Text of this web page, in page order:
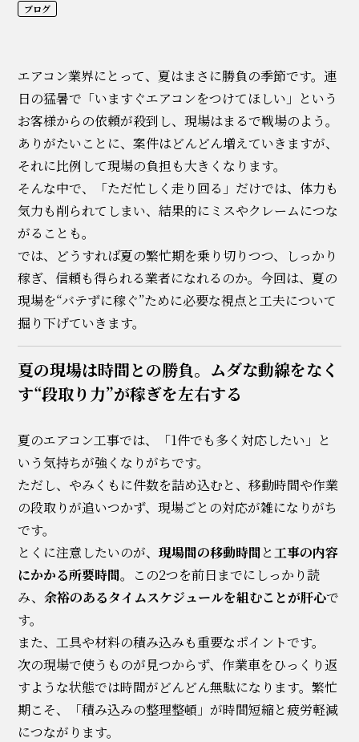
ブログ
エアコン業界にとって、夏はまさに勝負の季節です。連
日の猛暑で「いますぐエアコンをつけてほしい」という
お客様からの依頼が殺到し、現場はまるで戦場のよう。
ありがたいことに、案件はどんどん増えていきますが、
それに比例して現場の負担も大きくなります。
そんな中で、「ただ忙しく走り回る」だけでは、体力も
気力も削られてしまい、結果的にミスやクレームにつな
がることも。
では、どうすれば夏の繁忙期を乗り切りつつ、しっかり
稼ぎ、信頼も得られる業者になれるのか。今回は、夏の
現場を“バテずに稼ぐ”ために必要な視点と工夫について
掘り下げていきます。
夏の現場は時間との勝負。ムダな動線をなく
す“段取り力”が稼ぎを左右する
夏のエアコン工事では、「1件でも多く対応したい」と
いう気持ちが強くなりがちです。
ただし、やみくもに件数を詰め込むと、移動時間や作業
の段取りが追いつかず、現場ごとの対応が雑になりがち
です。
とくに注意したいのが、現場間の移動時間と工事の内容
にかかる所要時間。この2つを前日までにしっかり読
み、余裕のあるタイムスケジュールを組むことが肝心で
す。
また、工具や材料の積み込みも重要なポイントです。
次の現場で使うものが見つからず、作業車をひっくり返
すような状態では時間がどんどん無駄になります。繁忙
期こそ、「積み込みの整理整頓」が時間短縮と疲労軽減
につながります。